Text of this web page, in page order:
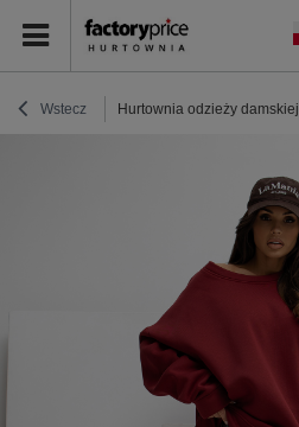
Wstecz Hurtownia odzieży damskiej